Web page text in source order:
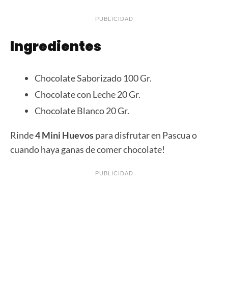
PUBLICIDAD
Ingredientes
Chocolate Saborizado 100 Gr.
Chocolate con Leche 20 Gr.
Chocolate Blanco 20 Gr.
Rinde4 Mini Huevospara disfrutar en Pascua o
cuando haya ganas de comer chocolate!
PUBLICIDAD